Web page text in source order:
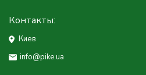
Контакты:
Киев
info@pike.ua